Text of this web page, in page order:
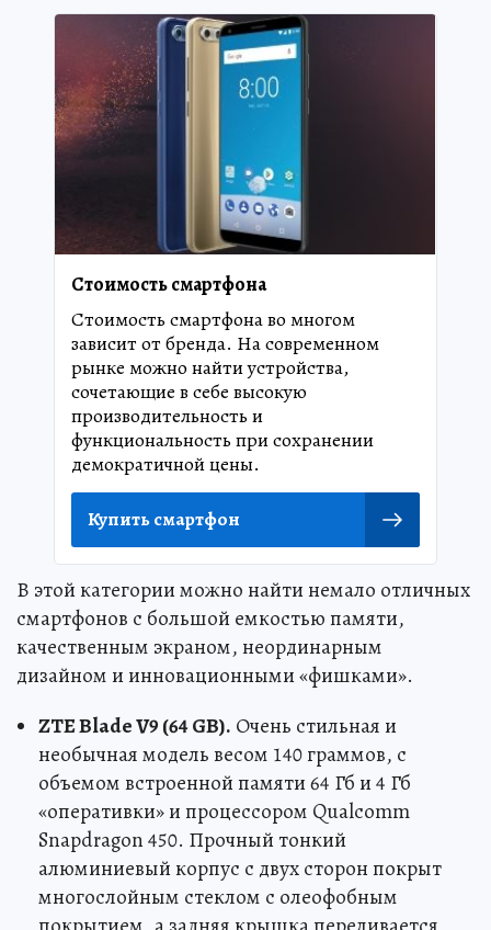
Стоимость смартфона
Стоимость смартфона во многом
зависит от бренда. На современном
рынке можно найти устройства,
сочетающие в себе высокую
производительность и
функциональность при сохранении
демократичной цены.
Купить смартфон
В этой категории можно найти немало отличных
смартфонов с большой емкостью памяти,
качественным экраном, неординарным
дизайном и инновационными «фишками».
ZTE Blade V9 (64 GB). Очень стильная и
необычная модель весом 140 граммов, с
объемом встроенной памяти 64 Гб и 4 Гб
«оперативки» и процессором Qualcomm
Snapdragon 450. Прочный тонкий
алюминиевый корпус с двух сторон покрыт
многослойным стеклом с олеофобным